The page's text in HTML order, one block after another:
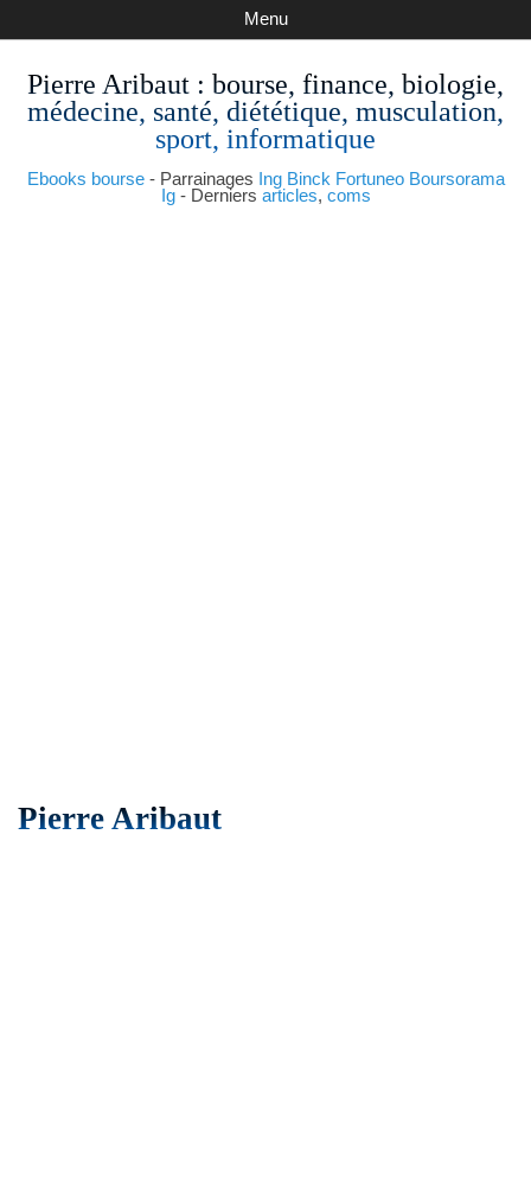
Pierre Aribaut : bourse, finance, biologie,
médecine, santé, diététique, musculation,
sport, informatique
Ebooks bourse- Parrainages Ing Binck Fortuneo Boursorama
Ig- Derniers articles, coms
Menu
Pierre Aribaut